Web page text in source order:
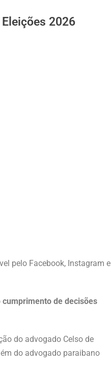
2026
pelo Facebook, Instagram e
de decisões
do advogado Celso de
do advogado paraibano